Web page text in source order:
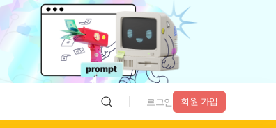
로그인 회원 가입